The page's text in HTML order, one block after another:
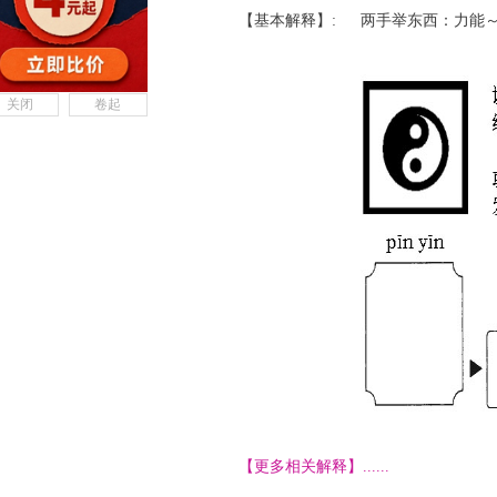
【基本解释】: 两手举东西：力能
【更多相关解释】......
关闭 卷起